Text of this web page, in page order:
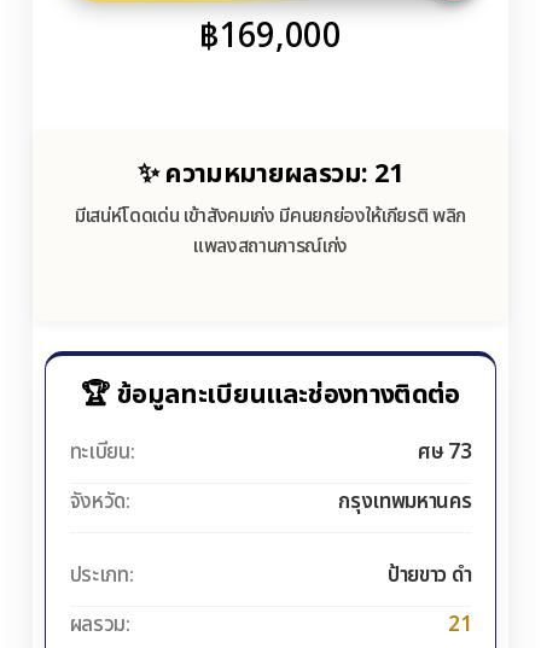
฿169,000
✨ ความหมายผลรวม: 21
มีเสน่ห์โดดเด่น เข้าสังคมเก่ง มีคนยกย่องให้เกียรติ พลิก
แพลงสถานการณ์เก่ง
🏆 ข้อมูลทะเบียนและช่องทางติดต่อ
ทะเบียน:
ศษ 73
จังหวัด:
กรุงเทพมหานคร
ประเภท:
ป้ายขาว ดำ
ผลรวม:
21